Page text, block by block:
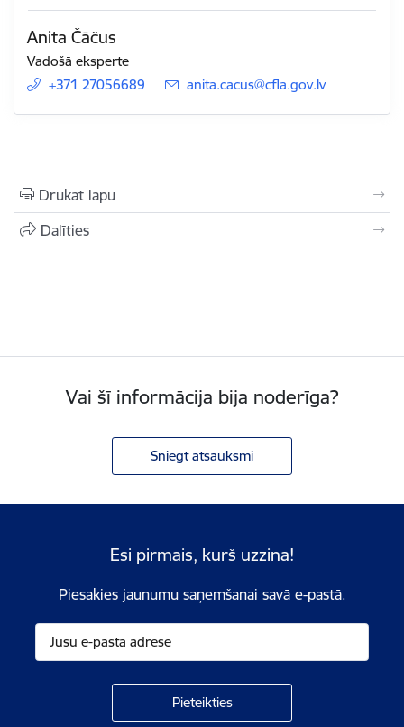
Anita Čāčus
Vadošā eksperte
+371 27056689
E-pasts:
anita.cacus@cfla.gov.lv
Drukāt lapu
Dalīties
Vai šī informācija bija noderīga?
Sniegt atsauksmi
Esi pirmais, kurš uzzina!
Piesakies jaunumu saņemšanai savā e-pastā.